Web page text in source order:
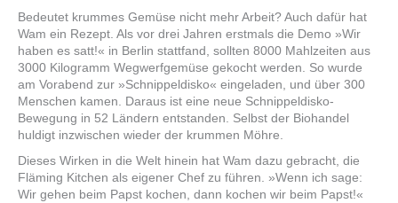
Bedeutet krummes Gemüse nicht mehr Arbeit? Auch dafür hat
Wam ein Rezept. Als vor drei Jahren erstmals die Demo »Wir
haben es satt!« in Berlin stattfand, sollten 8000 Mahlzeiten aus
3000 Kilogramm Wegwerfgemüse gekocht werden. So wurde
am Vorabend zur »Schnippeldisko« eingeladen, und über 300
Menschen kamen. Daraus ist eine neue Schnippeldisko-
Bewegung in 52 Ländern entstanden. Selbst der Biohandel
huldigt inzwischen wieder der krummen Möhre.
Dieses Wirken in die Welt hinein hat Wam dazu gebracht, die
Fläming Kitchen als eigener Chef zu führen. »Wenn ich sage:
Wir gehen beim Papst kochen, dann kochen wir beim Papst!«